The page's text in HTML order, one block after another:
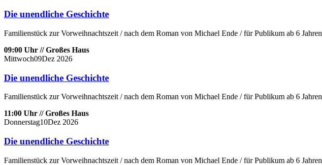
Die unendliche Geschichte
Familienstück zur Vorweihnachtszeit / nach dem Roman von Michael Ende / für Publikum ab 6 Jahren
09:00 Uhr // Großes Haus
Mittwoch09Dez 2026
Die unendliche Geschichte
Familienstück zur Vorweihnachtszeit / nach dem Roman von Michael Ende / für Publikum ab 6 Jahren
11:00 Uhr // Großes Haus
Donnerstag10Dez 2026
Die unendliche Geschichte
Familienstück zur Vorweihnachtszeit / nach dem Roman von Michael Ende / für Publikum ab 6 Jahren